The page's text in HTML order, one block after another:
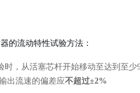
的流动特性试验方法：
时，从活塞芯杆开始移动至达到至
出流速的偏差应不超过±2%